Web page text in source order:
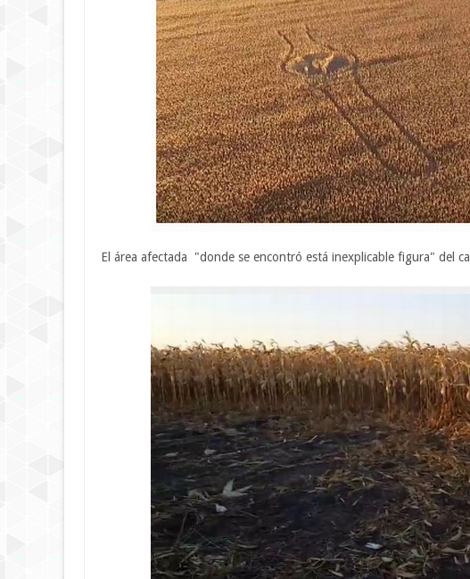
El área afectada "donde se encontró está inexplicable figura" del